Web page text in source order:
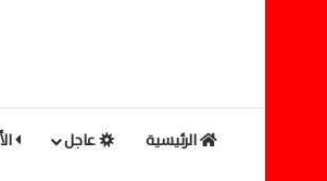
الرئيسية عاجل